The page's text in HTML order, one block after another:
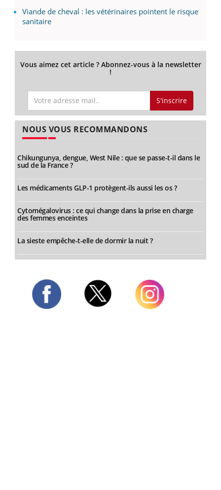
Viande de cheval : les vétérinaires pointent le risque
sanitaire
Vous aimez cet article ? Abonnez-vous à la newsletter
!
S'inscrire
NOUS VOUS RECOMMANDONS
Chikungunya, dengue, West Nile : que se passe-t-il dans le
sud de la France ?
Les médicaments GLP-1 protègent-ils aussi les os ?
Cytomégalovirus : ce qui change dans la prise en charge
des femmes enceintes
La sieste empêche-t-elle de dormir la nuit ?